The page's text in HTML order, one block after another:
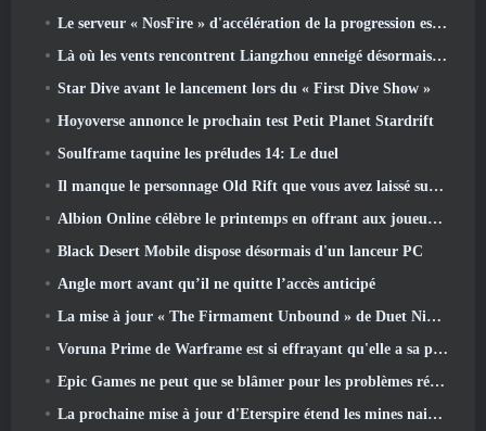
Le serveur « NosFire » d'accélération de la progression est désormais disponible dans NosTale
Là où les vents rencontrent Liangzhou enneigé désormais disponible avec la sortie de la version 1.5
Star Dive avant le lancement lors du « First Dive Show »
Hoyoverse annonce le prochain test Petit Planet Stardrift
Soulframe taquine les préludes 14: Le duel
Il manque le personnage Old Rift que vous avez laissé sur le serveur Dead? Gamigo a une solution pour ça
Albion Online célèbre le printemps en offrant aux joueurs une jolie monture de lapin
Black Desert Mobile dispose désormais d'un lanceur PC
Angle mort avant qu’il ne quitte l’accès anticipé
La mise à jour « The Firmament Unbound » de Duet Night Abyss conclut l’histoire de Huaxu
Voruna Prime de Warframe est si effrayant qu'elle a sa propre bande-annonce de bande rouge
Epic Games ne peut que se blâmer pour les problèmes récents
La prochaine mise à jour d'Eterspire étend les mines naines et propose une refonte complète des combats contre les boss